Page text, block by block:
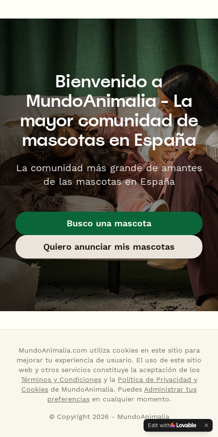
Bienvenido a
MundoAnimalia - La
mayor comunidad de
mascotas en España
La comunidad más grande de amantes
de las mascotas en España
Busco una mascota
Quiero anunciar mis mascotas
MundoAnimalia.com utiliza cookies en este sitio para
mejorar tu experiencia de usuario. El uso de este sitio
web y otros servicios constituye la aceptación de los
Términos y Condiciones y la Política de Privacidad y
Cookies de MundoAnimalia. Puedes Administrar tus
preferenciasen cualquier momento.
© Copyright 2026 - MundoAnimalia
Edit with